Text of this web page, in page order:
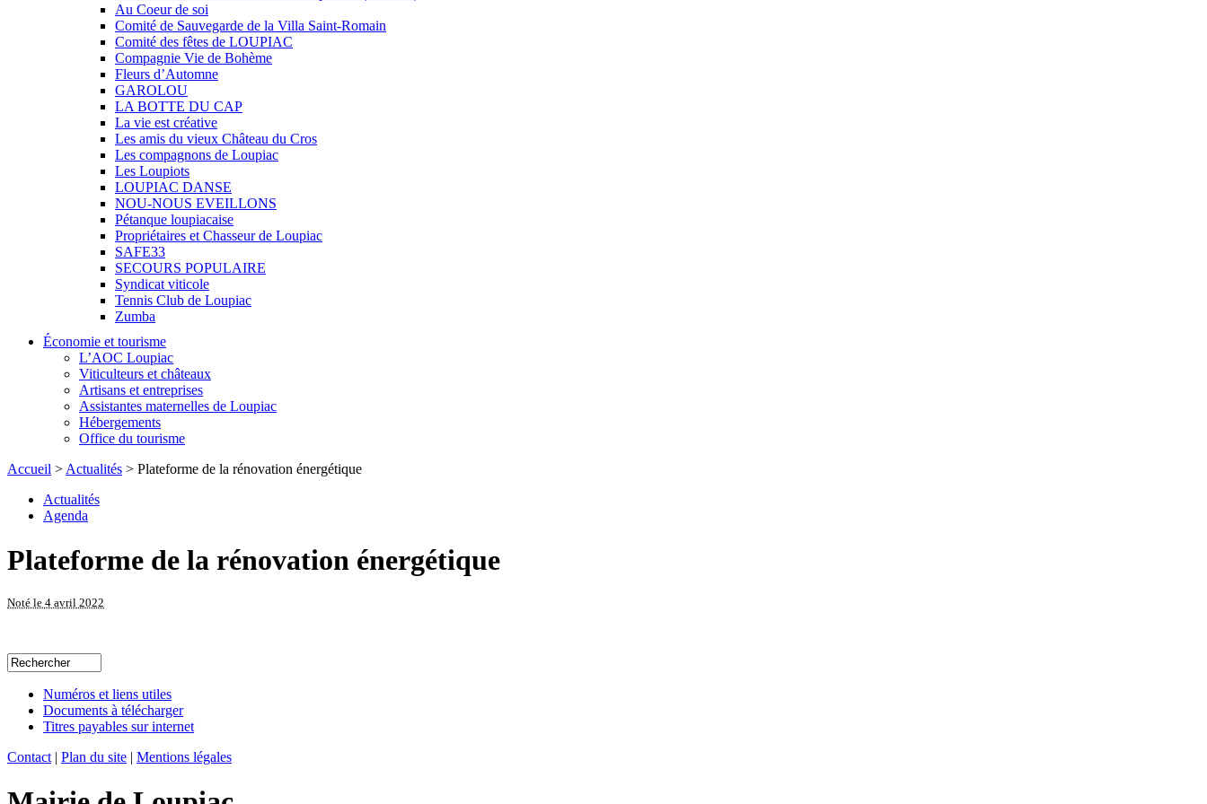
Au Coeur de soi
Comité de Sauvegarde de la Villa Saint-Romain
Comité des fêtes de LOUPIAC
Compagnie Vie de Bohème
Fleurs d’Automne
GAROLOU
LA BOTTE DU CAP
La vie est créative
Les amis du vieux Château du Cros
Les compagnons de Loupiac
Les Loupiots
LOUPIAC DANSE
NOU-NOUS EVEILLONS
Pétanque loupiacaise
Propriétaires et Chasseur de Loupiac
SAFE33
SECOURS POPULAIRE
Syndicat viticole
Tennis Club de Loupiac
Zumba
Économie et tourisme
L’AOC Loupiac
Viticulteurs et châteaux
Artisans et entreprises
Assistantes maternelles de Loupiac
Hébergements
Office du tourisme
Accueil > Actualités > Plateforme de la rénovation énergétique
Actualités
Agenda
Plateforme de la rénovation énergétique
Noté le 4 avril 2022
Numéros et liens utiles
Documents à télécharger
Titres payables sur internet
Contact | Plan du site | Mentions légales